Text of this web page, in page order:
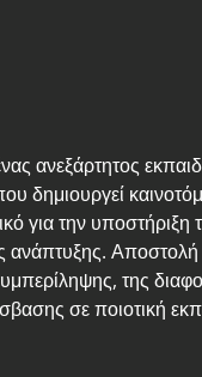
ανεξάρτητος
δημιουργεί
για την υποστήριξη
ανάπτυξης. Αποστολή
της
σε ποιοτική